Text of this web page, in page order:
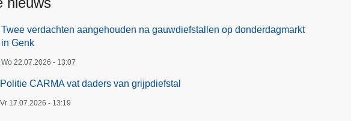
Twee verdachten aangehouden na gauwdiefstallen op donderdagmarkt
in Genk
Wo 22.07.2026 - 13:07
Politie CARMA vat daders van grijpdiefstal
Vr 17.07.2026 - 13:19